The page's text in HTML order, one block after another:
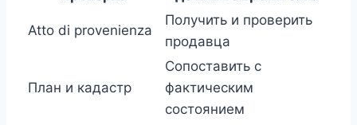
Atto di provenienza
Получить и проверить
продавца
План и кадастр
Сопоставить с
фактическим
состоянием